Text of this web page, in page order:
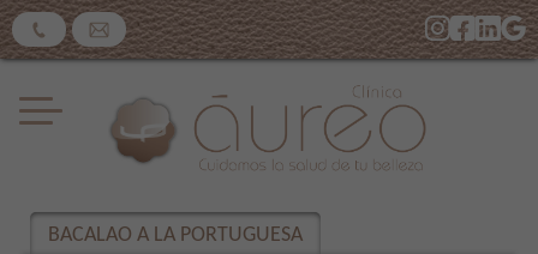
BACALAO A LA PORTUGUESA